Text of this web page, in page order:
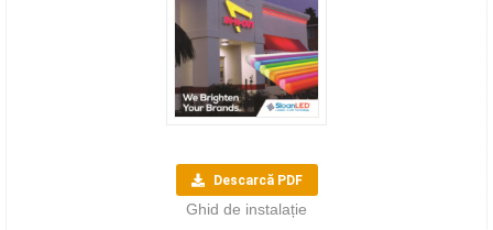
Descarcă PDF
Ghid de instalație